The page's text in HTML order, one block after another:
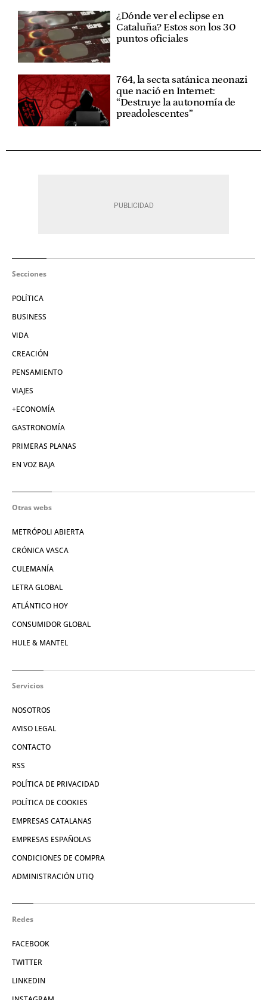
¿Dónde ver el eclipse en
Cataluña? Estos son los 30
puntos oficiales
764, la secta satánica neonazi
que nació en Internet:
“Destruye la autonomía de
preadolescentes”
Secciones
POLÍTICA
BUSINESS
VIDA
CREACIÓN
PENSAMIENTO
VIAJES
+ECONOMÍA
GASTRONOMÍA
PRIMERAS PLANAS
EN VOZ BAJA
Otras webs
METRÓPOLI ABIERTA
CRÓNICA VASCA
CULEMANÍA
LETRA GLOBAL
ATLÁNTICO HOY
CONSUMIDOR GLOBAL
HULE & MANTEL
Servicios
NOSOTROS
AVISO LEGAL
CONTACTO
RSS
POLÍTICA DE PRIVACIDAD
POLÍTICA DE COOKIES
EMPRESAS CATALANAS
EMPRESAS ESPAÑOLAS
CONDICIONES DE COMPRA
ADMINISTRACIÓN UTIQ
Redes
FACEBOOK
TWITTER
LINKEDIN